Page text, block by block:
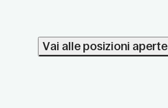
Vai alle posizioni aperte